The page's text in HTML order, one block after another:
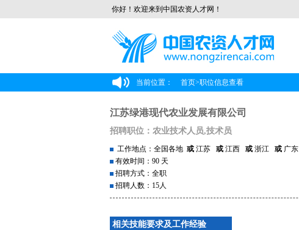
你好！欢迎来到中国农资人才网！
当前位置： 首页>职位信息查看
江苏绿港现代农业发展有限公司
招聘职位：农业技术人员,技术员
工作地点：全国各地 或江苏 或江西 或浙江 或广东
有效时间：90 天
招聘方式：全职
招聘人数：15人
相关技能要求及工作经验